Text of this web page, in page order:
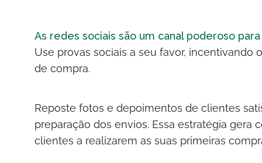
As redes sociais são um canal poderoso
Use provas sociais a seu favor,
de compra.
Reposte fotos e depoimentos de clientes
preparação dos envios. Essa estratégia
clientes a realizarem as suas primeiras